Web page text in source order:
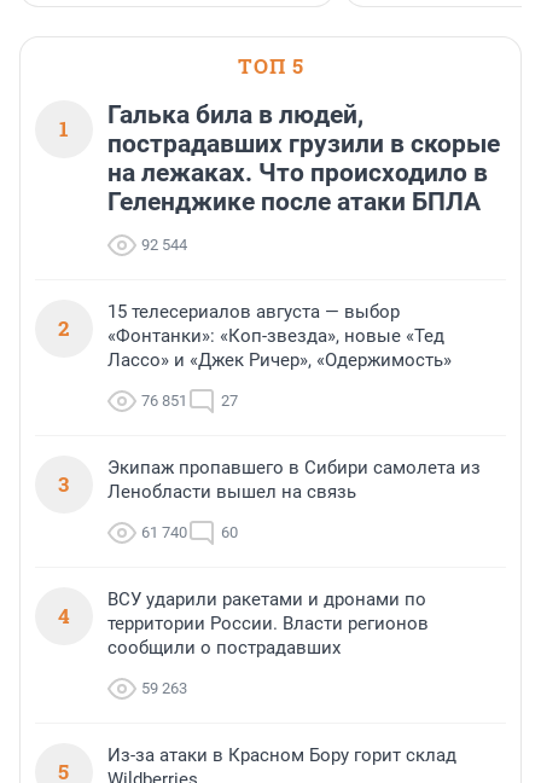
ТОП 5
1
Галька била в людей,
пострадавших грузили в скорые
на лежаках. Что происходило в
Геленджике после атаки БПЛА
92 544
2
15 телесериалов августа — выбор
«Фонтанки»: «Коп-звезда», новые «Тед
Лассо» и «Джек Ричер», «Одержимость»
76 851 27
3
Экипаж пропавшего в Сибири самолета из
Ленобласти вышел на связь
61 740 60
4
ВСУ ударили ракетами и дронами по
территории России. Власти регионов
сообщили о пострадавших
59 263
5
Из-за атаки в Красном Бору горит склад